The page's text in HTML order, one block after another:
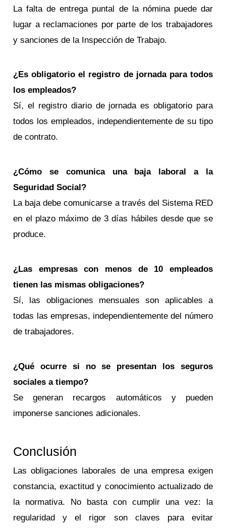
La falta de entrega puntal de la nómina puede dar
lugar a reclamaciones por parte de los trabajadores
y sanciones de la Inspección de Trabajo.
¿Es obligatorio el registro de jornada para todos
los empleados?
Sí, el registro diario de jornada es obligatorio para
todos los empleados, independientemente de su tipo
de contrato.
¿Cómo se comunica una baja laboral a la
Seguridad Social?
La baja debe comunicarse a través del Sistema RED
en el plazo máximo de 3 días hábiles desde que se
produce.
¿Las empresas con menos de 10 empleados
tienen las mismas obligaciones?
Sí, las obligaciones mensuales son aplicables a
todas las empresas, independientemente del número
de trabajadores.
¿Qué ocurre si no se presentan los seguros
sociales a tiempo?
Se generan recargos automáticos y pueden
imponerse sanciones adicionales.
Conclusión
Las obligaciones laborales de una empresa exigen
constancia, exactitud y conocimiento actualizado de
la normativa. No basta con cumplir una vez: la
regularidad y el rigor son claves para evitar